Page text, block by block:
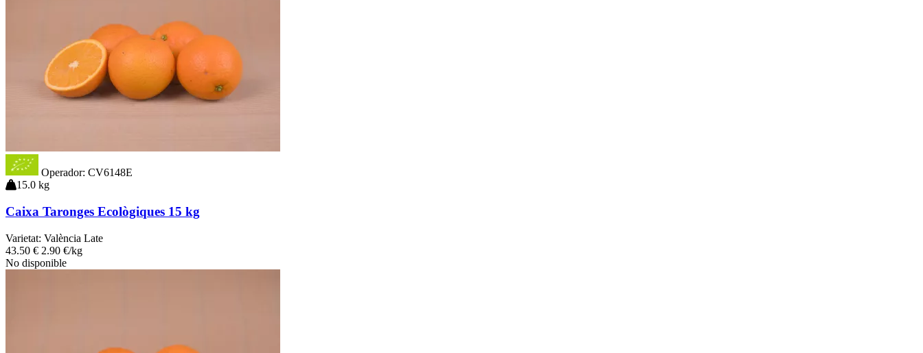
Operador: CV6148E
15.0 kg
Caixa Taronges Ecològiques 15 kg
Varietat: València Late
43.50 € 2.90 €/kg
No disponible